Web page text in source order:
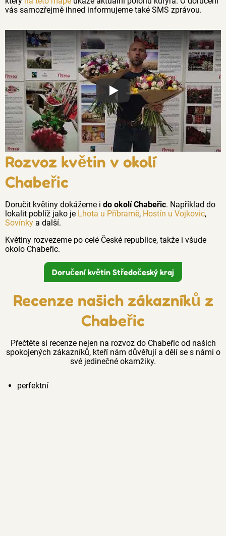
vás samozřejmě ihned informujeme také SMS zprávou.
Proč jsou květiny z Florea tak
Rozvoz květin v okolí
Chabeřic
Doručit květiny dokážeme i do okolí Chabeřic. Například do
lokalit poblíž jako je Lhota u Příbramě, Hostín u Vojkovic,
Sovínky a další.
Květiny rozvezeme po celé České republice, takže i všude
okolo Chabeřic.
Doručení květin Středočeský kraj
Recenze našich zákazníků z
Chabeřic
Přečtěte si recenze nejen na rozvoz do Chabeřic od našich
spokojených zákazníků, kteří nám důvěřují a dělí se s námi o
své jedinečné okamžiky.
perfektní